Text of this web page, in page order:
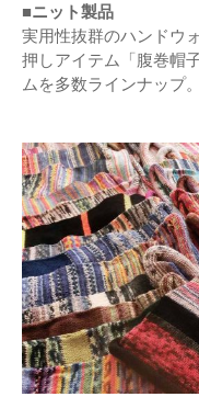
■ニット製品
実用性抜群のハンドウ
押しアイテム「腹巻帽
ムを多数ラインナップ。